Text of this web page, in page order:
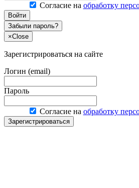
Согласие на обработку
Войти
Забыли пароль?
×Close
Зарегистрироваться на сайте
Логин (email)
Пароль
Согласие на обработку
Зарегистрироваться